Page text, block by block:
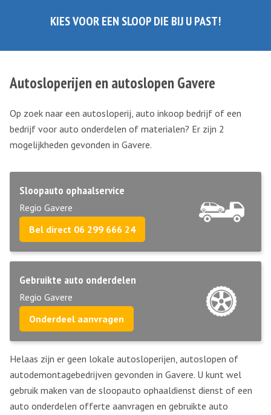
KIES VOOR EEN SLOOP DIE BIJ U PAST!
Autosloperijen en autoslopen Gavere
Op zoek naar een autosloperij, auto inkoop bedrijf of een
bedrijf voor auto onderdelen of materialen? Er zijn 2
mogelijkheden gevonden in Gavere.
Sloopauto ophaalservice
Regio Gavere
Bel direct 06 299 666 24
Gebruikte auto onderdelen
Regio Gavere
Onderdeel aanvragen
Helaas zijn er geen lokale autosloperijen, autoslopen of
autodemontagebedrijven gevonden in Gavere. U kunt wel
gebruik maken van de sloopauto ophaaldienst dienst of een
auto onderdelen offerte aanvragen en gebruikte auto